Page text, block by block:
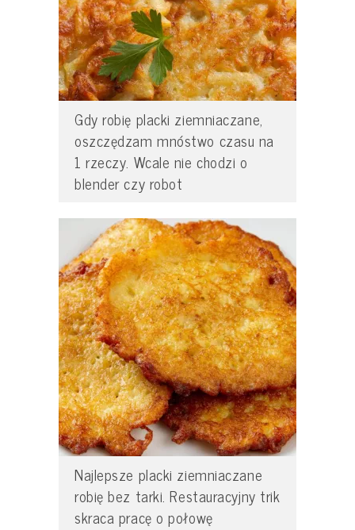
Gdy robię placki ziemniaczane,
oszczędzam mnóstwo czasu na
1 rzeczy. Wcale nie chodzi o
blender czy robot
Najlepsze placki ziemniaczane
robię bez tarki. Restauracyjny trik
skraca pracę o połowę